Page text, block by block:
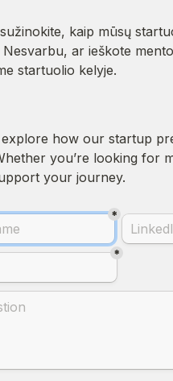
kaip mūsų
Nesvarbu, ar ieškote
startuolio kelyje.
how our startup
you’re looking for
your journey.
*
*